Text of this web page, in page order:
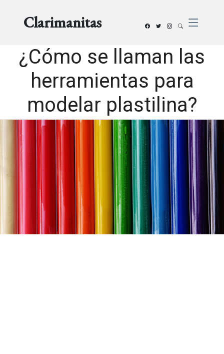
Clarimanitas
¿Cómo se llaman las
herramientas para
modelar plastilina?